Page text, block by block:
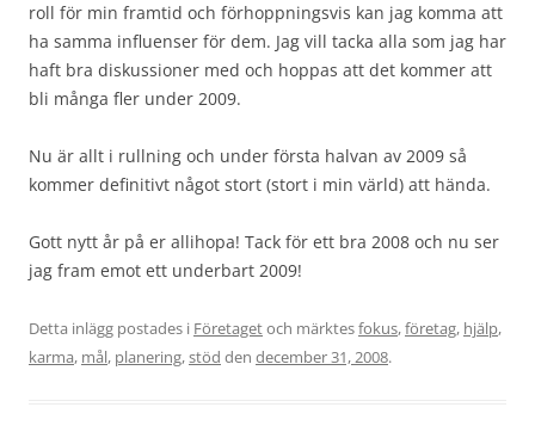
roll för min framtid och förhoppningsvis kan jag komma att
ha samma influenser för dem. Jag vill tacka alla som jag har
haft bra diskussioner med och hoppas att det kommer att
bli många fler under 2009.
Nu är allt i rullning och under första halvan av 2009 så
kommer definitivt något stort (stort i min värld) att hända.
Gott nytt år på er allihopa! Tack för ett bra 2008 och nu ser
jag fram emot ett underbart 2009!
Detta inlägg postades i Företagetoch märktesfokus,företag, hjälp,
karma, mål, planering,stöd den december 31, 2008.